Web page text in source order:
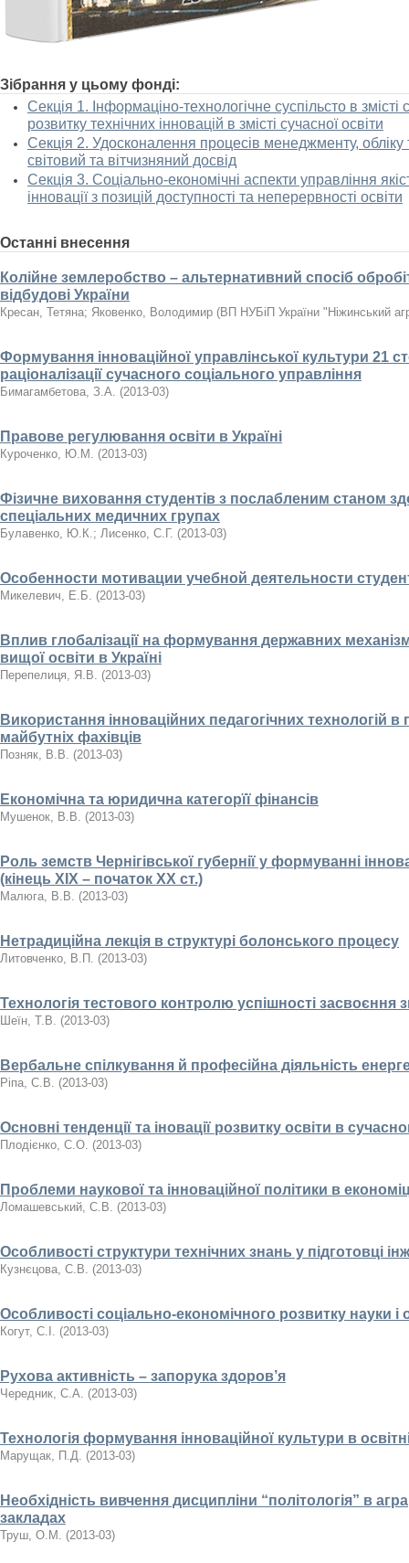
Зібрання у цьому фонді:
Секція 1. Інформаціно-технологічне суспільсто в змісті
розвитку технічних інновацій в змісті сучасної освіти
Секція 2. Удосконалення процесів менеджменту, обліку
світовий та вітчизняний досвід
Секція 3. Соціально-економічні аспекти управління
інновації з позицій доступності та неперервності освіти
Останні внесення
Колійне землеробство – альтернативний спосіб
відбудові України
Кресан, Тетяна; Яковенко, Володимир (ВП НУБіП України "Ніжинський
Формування інноваційної управлінської культури 21
раціоналізації сучасного соціального управління
Бимагамбетова, З.А. (2013-03)
Правове регулювання освіти в Україні
Куроченко, Ю.М. (2013-03)
Фізичне виховання студентів з послабленим станом
спеціальних медичних групах
Булавенко, Ю.К.; Лисенко, С.Г. (2013-03)
Особенности мотивации учебной деятельности
Микелевич, Е.Б. (2013-03)
Вплив глобалізації на формування державних
вищої освіти в Україні
Перепелиця, Я.В. (2013-03)
Використання інноваційних педагогічних технологій в
майбутніх фахівців
Позняк, В.В. (2013-03)
Економічна та юридична категорїї фінансів
Мушенок, В.В. (2013-03)
Роль земств Чернігівської губернії у формуваннi
(кінець ХІХ – початок ХХ ст.)
Малюга, В.В. (2013-03)
Нетрадиційна лекція в структурі болонського процесу
Литовченко, В.П. (2013-03)
Технологія тестового контролю успішності засвоєння
Шеїн, Т.В. (2013-03)
Вербальне спілкування й професійна діяльність
Ріпа, С.В. (2013-03)
Основні тенденції та іновації розвитку освіти в
Плодієнко, С.О. (2013-03)
Проблеми наукової та інноваційної політики в
Ломашевський, С.В. (2013-03)
Особливості структури технічних знань у підготовці
Кузнєцова, С.В. (2013-03)
Особливості соціально-економічного розвитку науки і
Когут, С.І. (2013-03)
Рухова активність – запорука здоров’я
Чередник, С.А. (2013-03)
Технологія формування інноваційної культури в
Марущак, П.Д. (2013-03)
Необхідність вивчення дисципліни “політологія” в
закладах
Труш, О.М. (2013-03)